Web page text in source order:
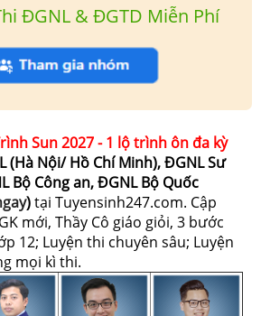
ĐGNL & ĐGTD Miễn Phí
Sun 2027 - 1 lộ trình ôn đa kỳ
(Hà Nội/ Hồ Chí Minh), ĐGNL Sư
Bộ Công an, ĐGNL Bộ Quốc
)tại Tuyensinh247.com. Cập
mới, Thầy Cô giáo giỏi, 3 bước
12; Luyện thi chuyên sâu; Luyện
mọi kì thi.